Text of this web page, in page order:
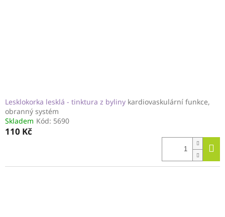
Lesklokorka lesklá - tinktura z byliny kardiovaskulární funkce,
obranný systém
Skladem Kód: 5690
110 Kč